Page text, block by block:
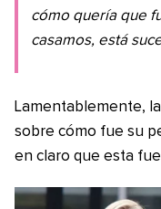
cómo quería que
casamos, está
Lamentablemente,
sobre cómo fue su
en claro que esta